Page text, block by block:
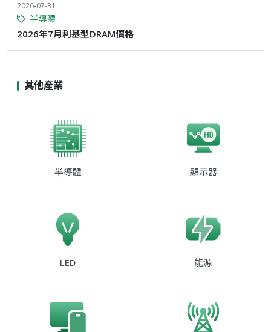
2026-07-31
半導體
2026年7月利基型DRAM價格
其他產業
半導體 顯示器
LED 能源